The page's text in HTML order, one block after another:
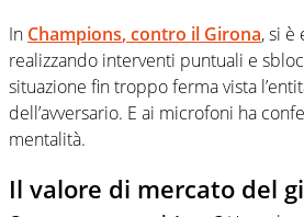
In Champions, contro il Girona, si è
realizzando interventi puntuali e
situazione fin troppo ferma vista
dell’avversario. E ai microfoni ha
mentalità.
Il valore di mercato del